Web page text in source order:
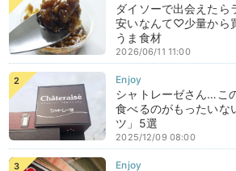
ダイソーで出会えたら
安いなんて♡少量から
うま食材
2026/06/11 11:00
シャトレーゼさん…こ
食べるのがもったいな
ツ」5選
2025/12/09 08:00